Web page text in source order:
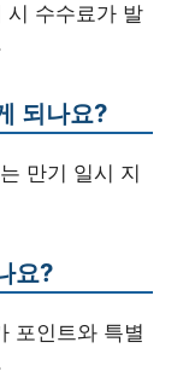
시 수수료가 발
되나요?
만기 일시 지
요?
포인트와 특별